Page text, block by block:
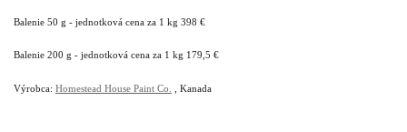
Balenie 50 g - jednotková cena za 1 kg 398 €
Balenie 200 g - jednotková cena za 1 kg 179,5 €
Výrobca: Homestead House Paint Co. , Kanada